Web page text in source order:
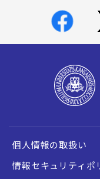
個人情報の取扱い
情報セキュリティポ